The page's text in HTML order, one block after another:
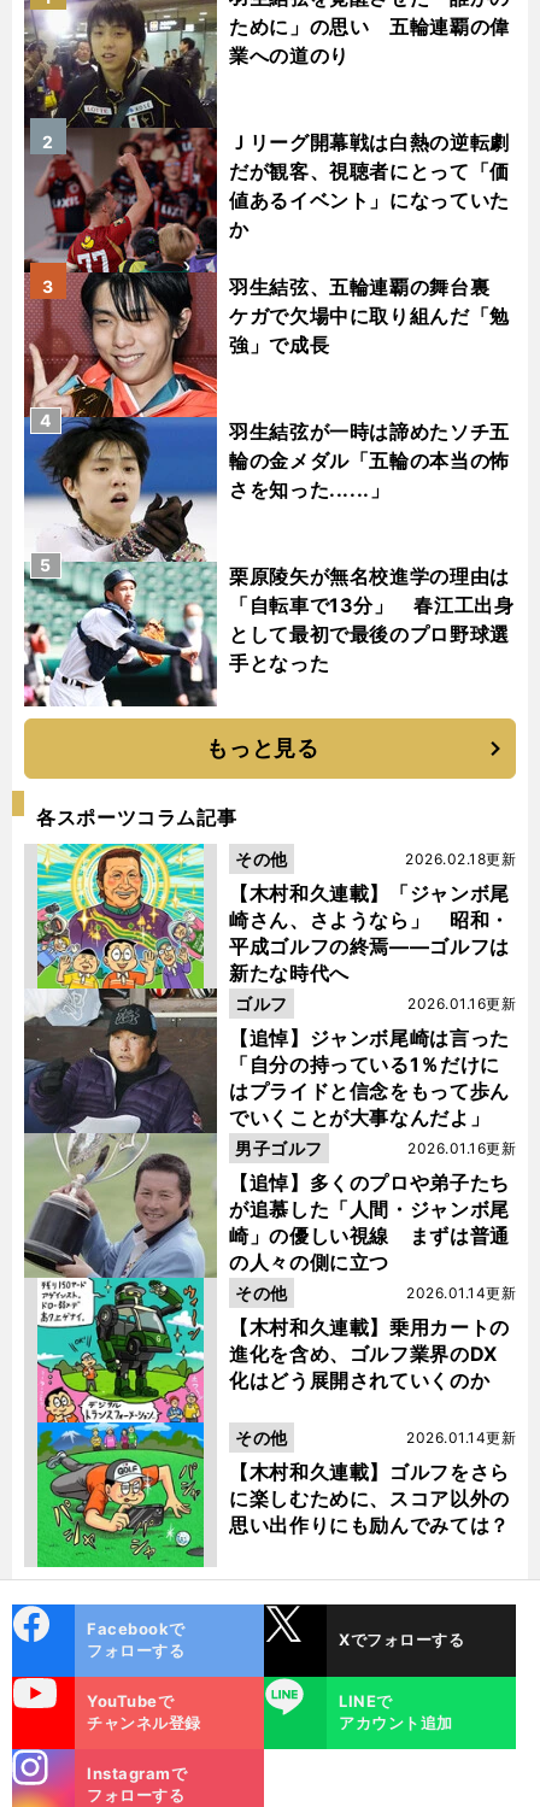
ために」の思い 五輪連覇の偉
業への道のり
Ｊリーグ開幕戦は白熱の逆転劇
だが観客、視聴者にとって「価
値あるイベント」になっていた
か
2
羽生結弦、五輪連覇の舞台裏
ケガで欠場中に取り組んだ「勉
強」で成長
3
羽生結弦が一時は諦めたソチ五
輪の金メダル「五輪の本当の怖
さを知った......」
4
栗原陵矢が無名校進学の理由は
「自転車で13分」 春江工出身
として最初で最後のプロ野球選
手となった
5
もっと見る
各スポーツコラム記事
【木村和久連載】「ジャンボ尾
崎さん、さようなら」 昭和・
平成ゴルフの終焉――ゴルフは
新たな時代へ
2026.02.18更新
その他
【追悼】ジャンボ尾崎は言った
「自分の持っている1％だけに
はプライドと信念をもって歩ん
でいくことが大事なんだよ」
2026.01.16更新
ゴルフ
【追悼】多くのプロや弟子たち
が追慕した「人間・ジャンボ尾
崎」の優しい視線 まずは普通
の人々の側に立つ
2026.01.16更新
男子ゴルフ
【木村和久連載】乗用カートの
進化を含め、ゴルフ業界のDX
化はどう展開されていくのか
2026.01.14更新
その他
【木村和久連載】ゴルフをさら
に楽しむために、スコア以外の
思い出作りにも励んでみては？
2026.01.14更新
その他
ok
Facebookで
フォローする
Xでフォローする
YouTubeで
チャンネル登録
LINE
LINEで
アカウント追加
m
Instagramで
フォローする